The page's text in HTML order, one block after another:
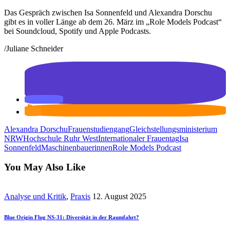
Das Gespräch zwischen Isa Sonnenfeld und Alexandra Dorschu
gibt es in voller Länge ab dem 26. März im „Role Models Podcast“
bei Soundcloud, Spotify und Apple Podcasts.
/Juliane Schneider
Alexandra DorschuFrauenstudiengangGleichstellungsministerium
NRWHochschule Ruhr WestInternationaler FrauentagIsa
SonnenfeldMaschinenbauerinnenRole Models Podcast
You May Also Like
Analyse und Kritik, Praxis 12. August 2025
Blue Origin Flug NS-31: Diversität in der Raumfahrt?